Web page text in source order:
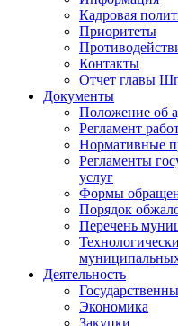
Кадровая
Приоритеты
Контакты
Отчет главы
Документы
Положение об
Регламент
Нормативные
Регламенты
услуг
Формы
Порядок
Перечень
Деятельность
Экономика